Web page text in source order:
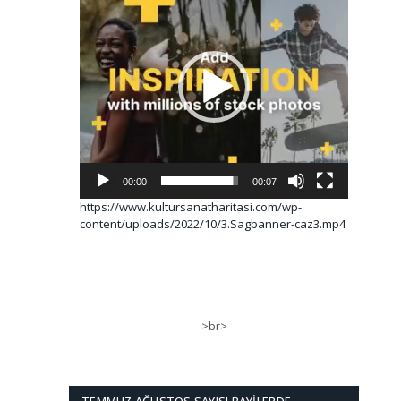
00:00 00:07
https://www.kultursanatharitasi.com/wp-
content/uploads/2022/10/3.Sagbanner-caz3.mp4
>br>